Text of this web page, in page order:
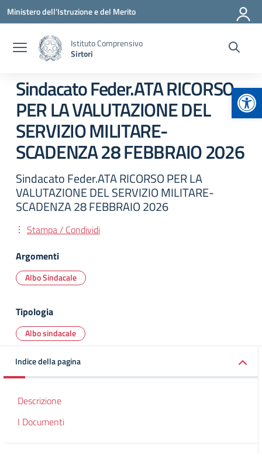
Vai ai contenuti
Vai al menu di navigazione
Vai al footer
Ministero dell'Istruzione e del Merito
Istituto Comprensivo
Sirtori
Sindacato Feder.ATA RICORSO
PER LA VALUTAZIONE DEL
SERVIZIO MILITARE-
SCADENZA 28 FEBBRAIO 2026
Sindacato Feder.ATA RICORSO PER LA
VALUTAZIONE DEL SERVIZIO MILITARE-
SCADENZA 28 FEBBRAIO 2026
Stampa / Condividi
Argomenti
Albo Sindacale
Tipologia
Albo sindacale
Indice della pagina
Descrizione
I Documenti